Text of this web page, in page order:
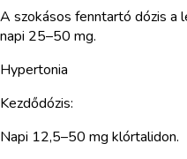
A szokásos fenntartó dózis a
napi 25–50 mg.
Hypertonia
Kezdődózis:
Napi 12,5–50 mg klórtalidon.